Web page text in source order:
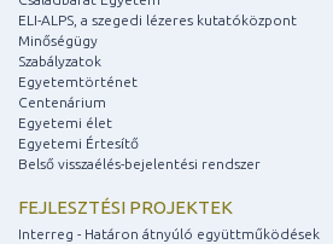
ELI-ALPS, a szegedi lézeres kutatóközpont
Minőségügy
Szabályzatok
Egyetemtörténet
Centenárium
Egyetemi élet
Egyetemi Értesítő
Belső visszaélés-bejelentési rendszer
FEJLESZTÉSI PROJEKTEK
Interreg - Határon átnyúló együttműködések